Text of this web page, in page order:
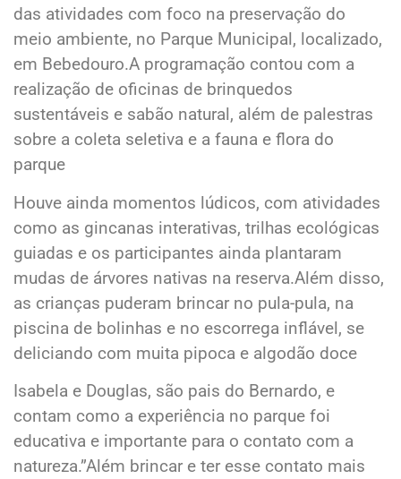
das atividades com foco na preservação do
meio ambiente, no Parque Municipal, localizado,
em Bebedouro.A programação contou com a
realização de oficinas de brinquedos
sustentáveis e sabão natural, além de palestras
sobre a coleta seletiva e a fauna e flora do
parque
Houve ainda momentos lúdicos, com atividades
como as gincanas interativas, trilhas ecológicas
guiadas e os participantes ainda plantaram
mudas de árvores nativas na reserva.Além disso,
as crianças puderam brincar no pula-pula, na
piscina de bolinhas e no escorrega inflável, se
deliciando com muita pipoca e algodão doce
Isabela e Douglas, são pais do Bernardo, e
contam como a experiência no parque foi
educativa e importante para o contato com a
natureza.”Além brincar e ter esse contato mais